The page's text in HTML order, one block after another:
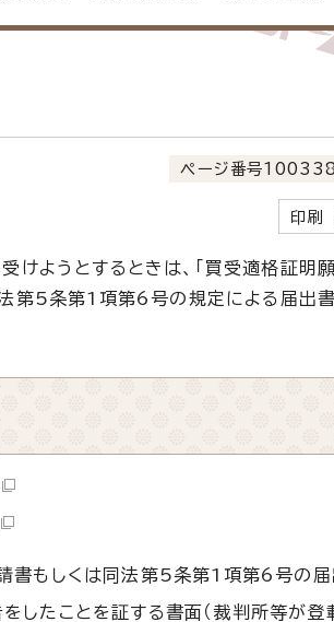
ページ番号
印刷
けようとするときは、「買受適格証明
第5条第1項第6号の規定による届出
書もしくは同法第5条第1項第6号の
したことを証する書面（裁判所等が登